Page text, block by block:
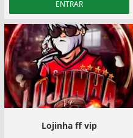
ENTRAR
Lojinha ff vip